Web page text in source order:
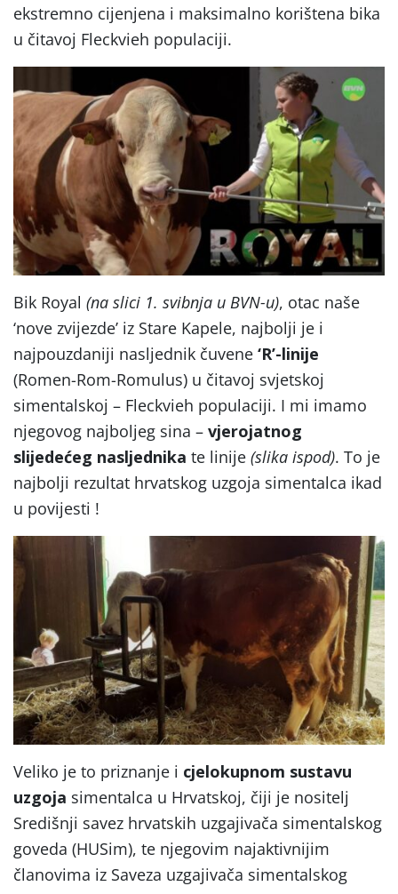
ekstremno cijenjena i maksimalno korištena bika
u čitavoj Fleckvieh populaciji.
Bik Royal (na slici 1. svibnja u BVN-u), otac naše
‘nove zvijezde’ iz Stare Kapele, najbolji je i
najpouzdaniji nasljednik čuvene ‘R’-linije
(Romen-Rom-Romulus) u čitavoj svjetskoj
simentalskoj – Fleckvieh populaciji. I mi imamo
njegovog najboljeg sina – vjerojatnog
slijedećeg nasljednika te linije (slika ispod). To je
najbolji rezultat hrvatskog uzgoja simentalca ikad
u povijesti !
Veliko je to priznanje i cjelokupnom sustavu
uzgoja simentalca u Hrvatskoj, čiji je nositelj
Središnji savez hrvatskih uzgajivača simentalskog
goveda (HUSim), te njegovim najaktivnijim
članovima iz Saveza uzgajivača simentalskog